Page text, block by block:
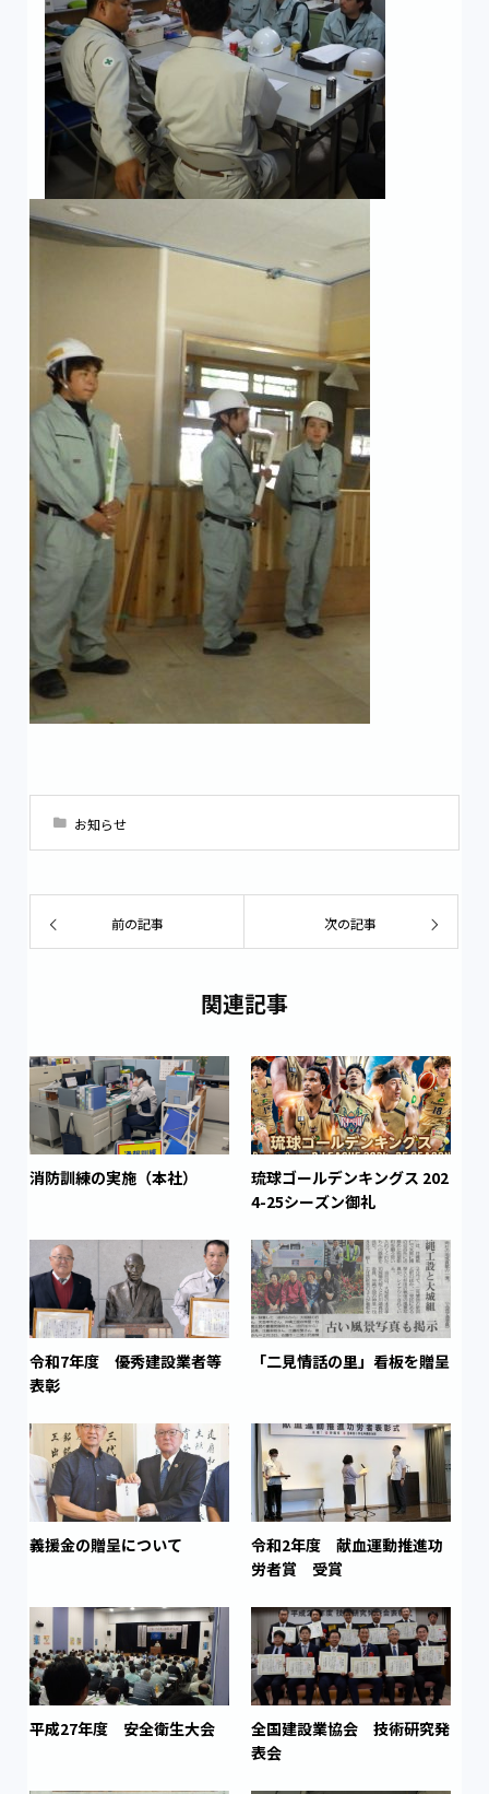
お知らせ
前の記事 次の記事
関連記事
消防訓練の実施（本社）
琉球ゴールデンキングス 202
4-25シーズン御礼
令和7年度 優秀建設業者等
表彰
「二見情話の里」看板を贈呈
義援金の贈呈について
令和2年度 献血運動推進功
労者賞 受賞
平成27年度 安全衛生大会
全国建設業協会 技術研究発
表会